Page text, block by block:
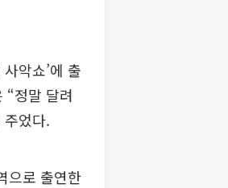
악쇼’에 출
“정말 달려
주었다.
으로 출연한